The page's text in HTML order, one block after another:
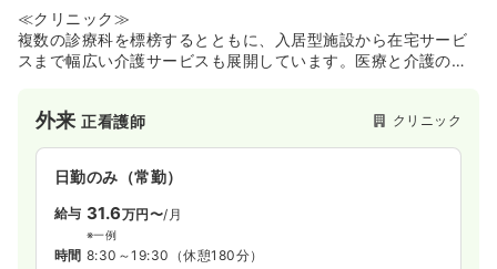
≪クリニック≫
複数の診療科を標榜するとともに、入居型施設から在宅サービ
スまで幅広い介護サービスも展開しています。医療と介護の両
強みです。2022年開院の新しいクリニックで、清潔な院内と新
しい設備が整っており、広々としたリハビリテーション室も備
えているため、専門スタッフと連携しながら患者様の機能回復
をサポートできる環境です。看護師業務は医師のサポートや患
者様のケアが中心となり、安全な採血・注射・点滴スキルを活
かした丁寧な看護が実践できます。また、近鉄八尾駅から徒歩0
分とアクセスも良好で、患者様のプライバシーに配慮した設計
外来正看護師 クリニック
日勤のみ（常勤）
給与 31.6万円〜/月
※一例
時間 8:30～19:30 （休憩180分）